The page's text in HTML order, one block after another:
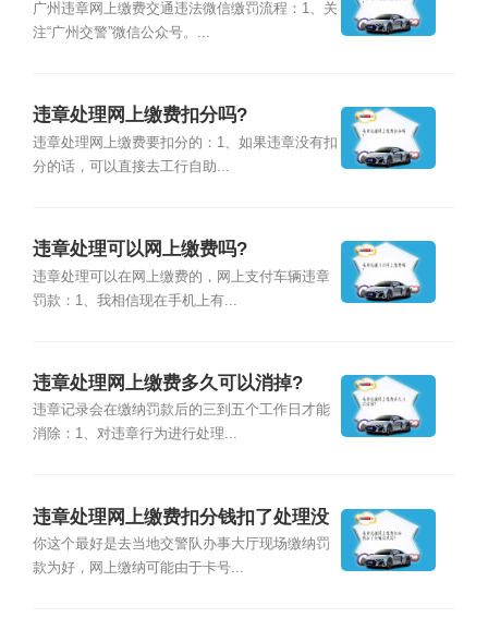
广州违章网上缴费交通违法微信缴罚流程：1、关
注“广州交警”微信公众号。...
违章处理网上缴费扣分吗?
违章处理网上缴费要扣分的：1、如果违章没有扣
分的话，可以直接去工行自助...
违章处理可以网上缴费吗?
违章处理可以在网上缴费的，网上支付车辆违章
罚款：1、我相信现在手机上有...
违章处理网上缴费多久可以消掉?
违章记录会在缴纳罚款后的三到五个工作日才能
消除：1、对违章行为进行处理...
违章处理网上缴费扣分钱扣了处理没
成功?
你这个最好是去当地交警队办事大厅现场缴纳罚
款为好，网上缴纳可能由于卡号...